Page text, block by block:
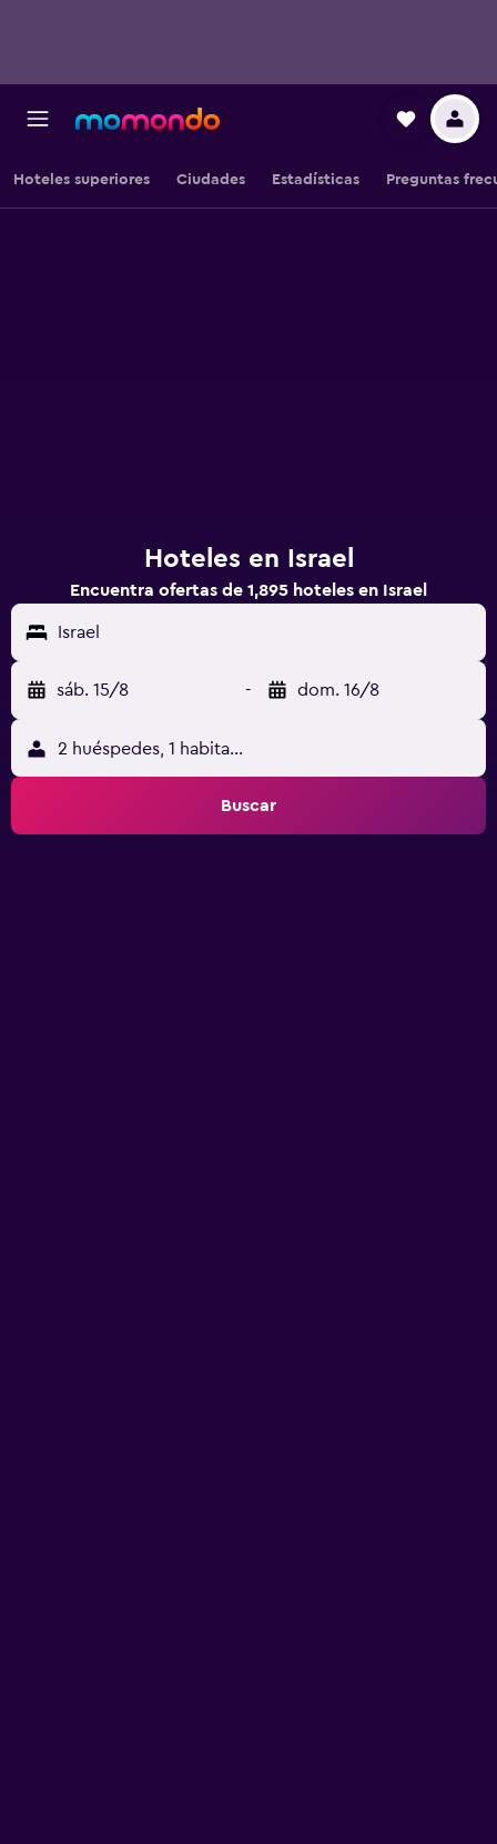
Hoteles superiores Ciudades Estadísticas Preguntas
Hoteles en Israel
Encuentra ofertas de 1,895 hoteles en Israel
Israel
sáb. 15/8 - dom. 16/8
2 huéspedes, 1 habitación
Buscar